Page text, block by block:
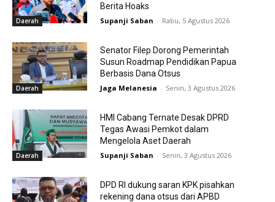
Daerah
Berita Hoaks
Supanji Saban - Rabu, 5 Agustus 2026
Daerah
Senator Filep Dorong Pemerintah
Susun Roadmap Pendidikan Papua
Berbasis Dana Otsus
Jaga Melanesia - Senin, 3 Agustus 2026
Daerah
HMI Cabang Ternate Desak DPRD
Tegas Awasi Pemkot dalam
Mengelola Aset Daerah
Supanji Saban - Senin, 3 Agustus 2026
DPD RI dukung saran KPK pisahkan
rekening dana otsus dari APBD